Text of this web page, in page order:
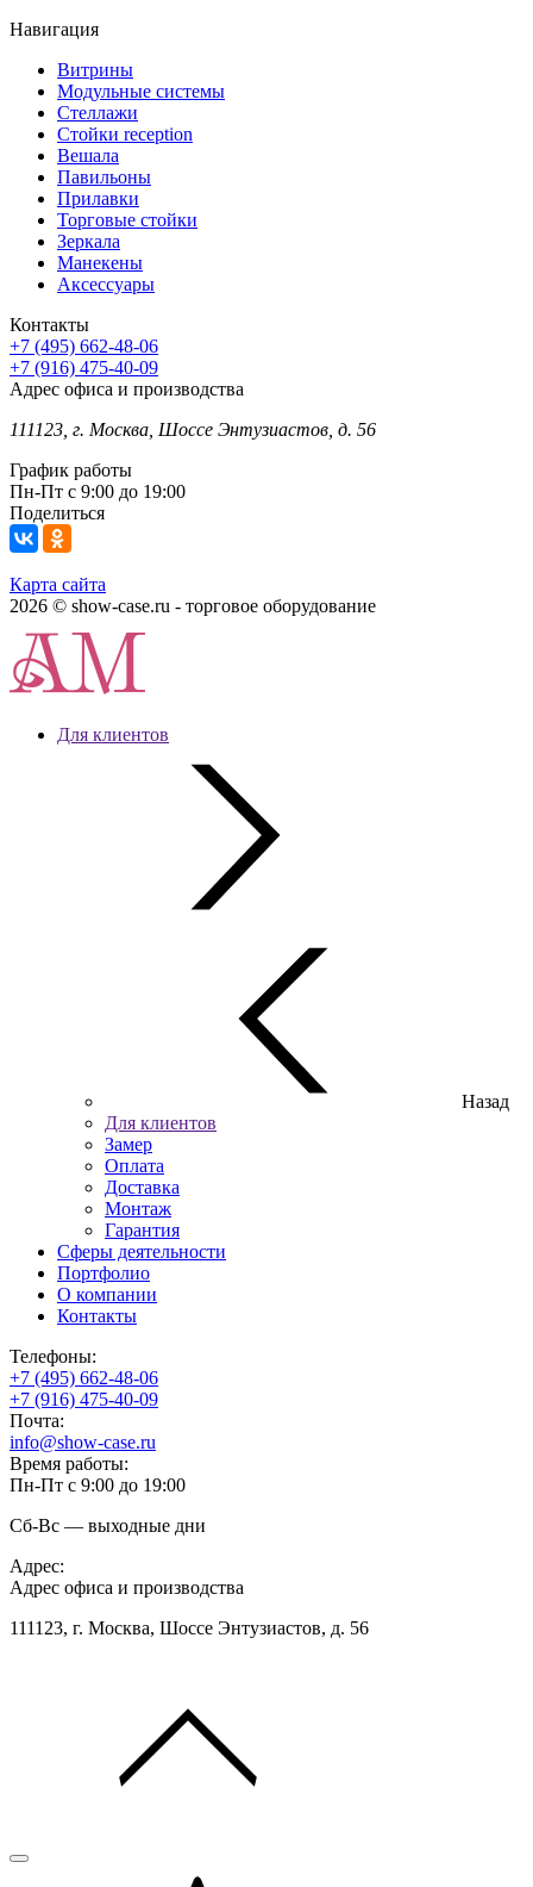
Навигация
Витрины
Модульные системы
Стеллажи
Стойки reception
Вешала
Павильоны
Прилавки
Торговые стойки
Зеркала
Манекены
Аксессуары
Контакты
+7 (495) 662-48-06
+7 (916) 475-40-09
Адрес офиса и производства
111123, г. Москва, Шоссе Энтузиастов, д. 56
График работы
Пн-Пт с 9:00 до 19:00
Поделиться
Карта сайта
2026 © show-case.ru - торговое оборудование
Для клиентов
Назад
Для клиентов
Замер
Оплата
Доставка
Монтаж
Гарантия
Сферы деятельности
Портфолио
О компании
Контакты
Телефоны:
+7 (495) 662-48-06
+7 (916) 475-40-09
Почта:
info@show-case.ru
Время работы:
Пн-Пт с 9:00 до 19:00
Сб-Вс — выходные дни
Адрес:
Адрес офиса и производства
111123, г. Москва, Шоссе Энтузиастов, д. 56